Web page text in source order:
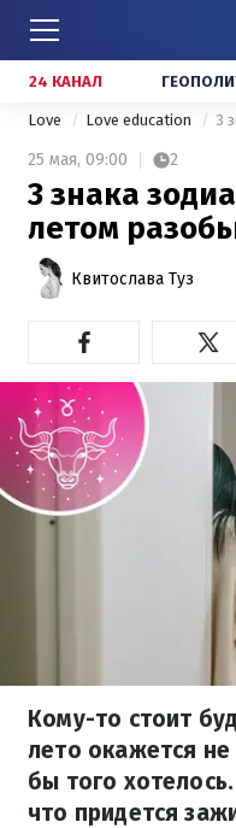
24 КАНАЛ
Love Love education
25 мая, 09:00 2
3 знака
летом
Квитослава Туз
Кому-то стоит
лето окажется
бы того
что придется